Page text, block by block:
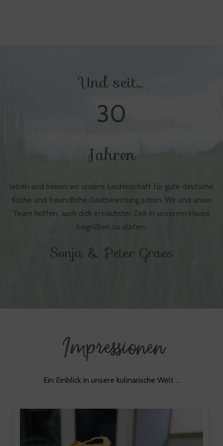
Und seit…
30
Jahren
leben und lieben wir unsere Leidenschaft für gute deutsche
Küche und freundliche Gastbewirtung schon. Wir und unser
Team hoffen, auch dich in nächster Zeit in unserem Hause
begrüßen zu dürfen.
Sonja & Peter Graes
Impressionen
Ein Einblick in unsere kulinarische Welt …